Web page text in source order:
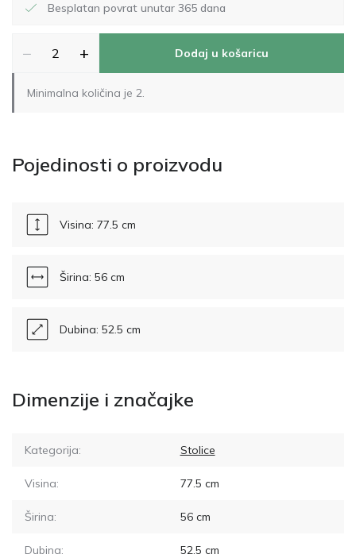
Besplatan povrat unutar 365 dana
− + Dodaj u košaricu
Minimalna količina je 2.
Pojedinosti o proizvodu
Visina: 77.5 cm
Širina: 56 cm
Dubina: 52.5 cm
Dimenzije i značajke
Kategorija: Stolice
Visina: 77.5 cm
Širina: 56cm
Dubina: 52.5 cm